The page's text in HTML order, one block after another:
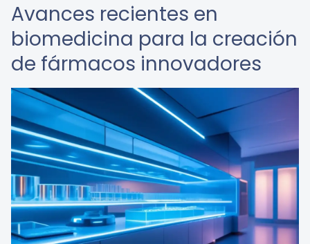
Avances recientes en
biomedicina para la creación
de fármacos innovadores